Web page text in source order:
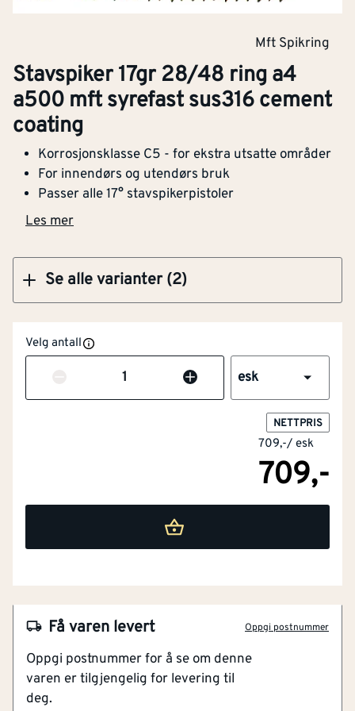
Mft Spikring
Stavspiker 17gr 28/48 ring a4
a500 mft syrefast sus316 cement
coating
Korrosjonsklasse C5 - for ekstra utsatte områder
For innendørs og utendørs bruk
Passer alle 17° stavspikerpistoler
Les mer
Se alle varianter (2)
Stavspiker 17gr 28/48 ring a4 a500 mft
syrefast sus316 cement coating
Klikk og hent
Velg antall
Antall esk
NETTPRIS
709,-/ esk
709,-
Få varen levert Oppgi postnummer
Oppgi postnummer for å se om denne
varen er tilgjengelig for levering til
deg.
For innendørs og utendørs bruk
Passer alle 17° stavspikerpistoler
Ringet utførelse; høyeste grad av uttrekk